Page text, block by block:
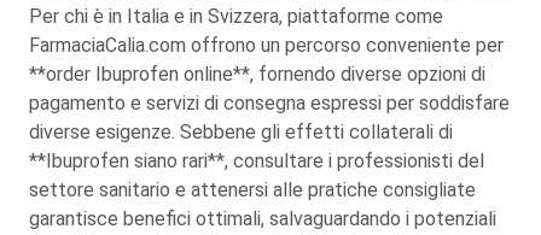
Per chi è in Italia e in Svizzera, piattaforme come
FarmaciaCalia.com offrono un percorso conveniente per
**order Ibuprofen online**, fornendo diverse opzioni di
pagamento e servizi di consegna espressi per soddisfare
diverse esigenze. Sebbene gli effetti collaterali di
**Ibuprofen siano rari**, consultare i professionisti del
settore sanitario e attenersi alle pratiche consigliate
garantisce benefici ottimali, salvaguardando i potenziali